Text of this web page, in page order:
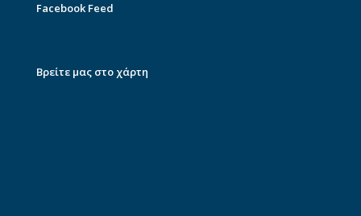
Facebook Feed
Βρείτε μας στο χάρτη